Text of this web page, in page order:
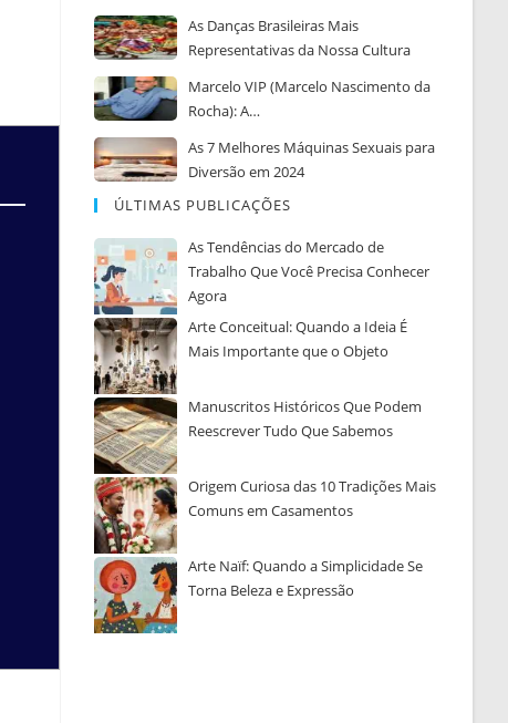
As Danças Brasileiras Mais
Representativas da Nossa Cultura
Marcelo VIP (Marcelo Nascimento da
Rocha): A…
As 7 Melhores Máquinas Sexuais para
Diversão em 2024
ÚLTIMAS PUBLICAÇÕES
As Tendências do Mercado de
Trabalho Que Você Precisa Conhecer
Agora
Arte Conceitual: Quando a Ideia É
Mais Importante que o Objeto
Manuscritos Históricos Que Podem
Reescrever Tudo Que Sabemos
Origem Curiosa das 10 Tradições Mais
Comuns em Casamentos
Arte Naïf: Quando a Simplicidade Se
Torna Beleza e Expressão